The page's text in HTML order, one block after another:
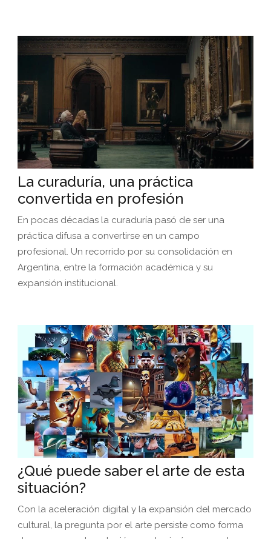
La curaduría, una práctica
convertida en profesión
En pocas décadas la curaduría pasó de ser una
práctica difusa a convertirse en un campo
profesional. Un recorrido por su consolidación en
Argentina, entre la formación académica y su
expansión institucional.
¿Qué puede saber el arte de esta
situación?
Con la aceleración digital y la expansión del mercado
cultural, la pregunta por el arte persiste como forma